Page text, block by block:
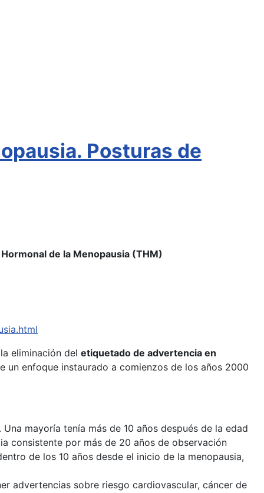
Posturas de
de la Menopausia (THM)
eliminación del etiquetado de advertencia en
enfoque instaurado a comienzos de los años 2000
mayoría tenía más de 10 años después de la edad
consistente por más de 20 años de observación
de los 10 años desde el inicio de la menopausia,
advertencias sobre riesgo cardiovascular, cáncer de